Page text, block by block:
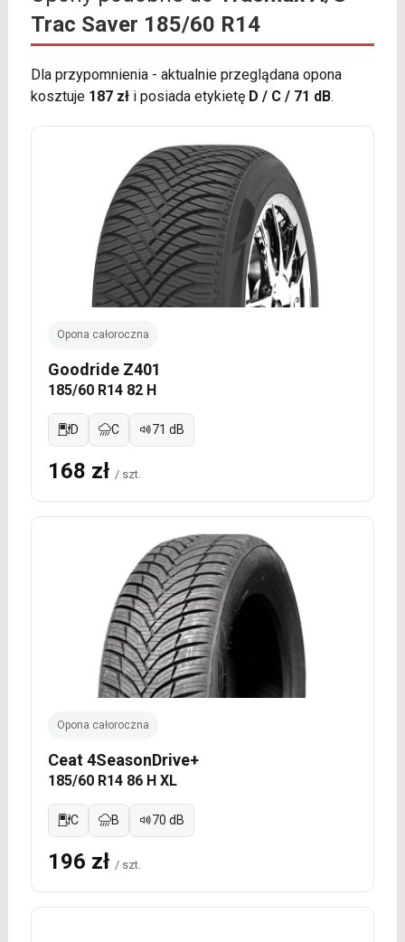
Trac Saver 185/60 R14
Dla przypomnienia - aktualnie przeglądana opona
kosztuje 187 złi posiada etykietę D / C / 71 dB.
Opona całoroczna
Goodride Z401
185/60 R14 82 H
D C 71 dB
168 zł / szt.
Opona całoroczna
Ceat 4SeasonDrive+
185/60 R14 86 H XL
C B 70 dB
196 zł / szt.